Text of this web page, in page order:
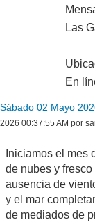
Las
En
Sábado 02 Mayo
2026 00:37:55 AM por
Iniciamos el mes
de nubes y
ausencia de
y el mar
de mediados de